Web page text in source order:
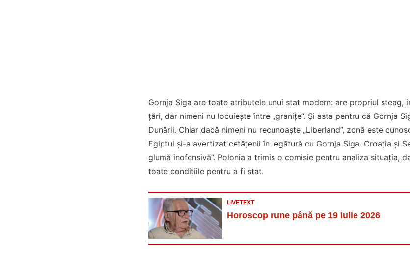
Gornja Siga are toate atributele unui stat modern: are propriul steag,
ţări, dar nimeni nu locuieşte între „graniţe”. Şi asta pentru că Gornja
Dunării. Chiar dacă nimeni nu recunoaşte „Liberland”, zonă este
Egiptul şi-a avertizat cetăţenii în legătură cu Gornja Siga. Croaţia şi
glumă inofensivă”. Polonia a trimis o comisie pentru analiza situaţia,
toate condiţiile pentru a fi stat.
LIVETEXT
Horoscop rune până pe 19 iulie 2026